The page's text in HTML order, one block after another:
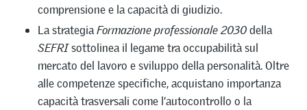
comprensione e la capacità di giudizio.
La strategiaFormazione professionale 2030della
SEFRIsottolinea il legame tra occupabilità sul
mercato del lavoro e sviluppo della personalità. Oltre
alle competenze specifiche, acquistano importanza
capacità trasversali come l’autocontrollo o la